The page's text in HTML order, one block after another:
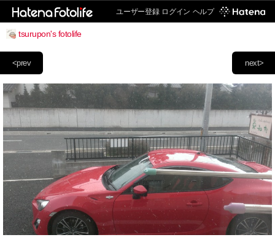
ユーザー登録 ログイン ヘルプ
tsurupon's fotolife
next>
<prev